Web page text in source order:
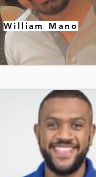
William Mano